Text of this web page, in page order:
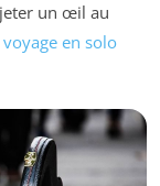
un œil au
en solo